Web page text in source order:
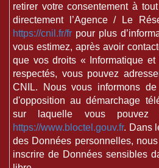
retirer votre consentement à
directement l’Agence / Le
https://cnil.fr/fr pour plus
vous estimez, après avoir
que vos droits « Informatique
respectés, vous pouvez
CNIL. Nous vous informons
d'opposition au démarchage
sur laquelle vous
https://www.bloctel.gouv.fr. Dans
des Données personnelles,
inscrire de Données sensibles